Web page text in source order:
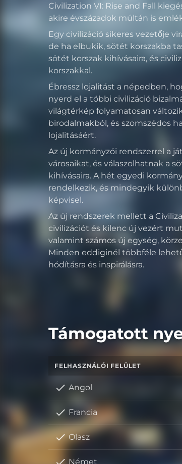
Civilization VI: Rise and Fall
akire évszázadok múltán is
Egy civilizáció sikeres vezetője
de ha elbukik, sötét korszakba
sötét korszak kihívásaira, és
korszakkal.
Ébressz lojalitást a népedben,
nyerd el a többi civilizáció
világtérkép folyamatosan
birodalmakból, és szomszédos
lojalitásáért.
Az új kormányzói rendszerrel a
városaikat, és válaszolhatnak a
kihívásaira. A hét egyedi
rendelkezik, és mindegyik
képvisel.
Az új rendszerek mellett a
civilizációt és kilenc új vezért
valamint számos új egység,
Minden eddiginél többféle
hódításra és inspirálásra.
Támogatott
FELHASZNÁLÓI FELÜLET
Angol
Francia
Olasz
Német